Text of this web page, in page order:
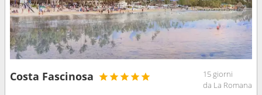
Costa Fascinosa
15 giorni
da La Romana